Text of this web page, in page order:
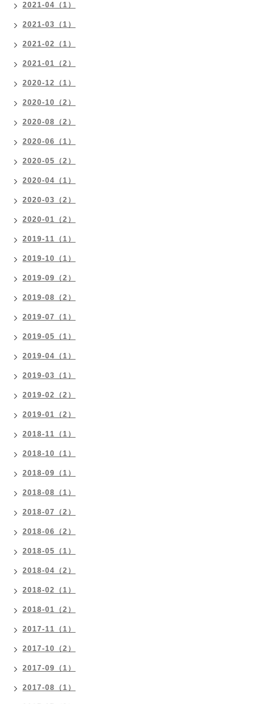
2021-04（1）
2021-03（1）
2021-02（1）
2021-01（2）
2020-12（1）
2020-10（2）
2020-08（2）
2020-06（1）
2020-05（2）
2020-04（1）
2020-03（2）
2020-01（2）
2019-11（1）
2019-10（1）
2019-09（2）
2019-08（2）
2019-07（1）
2019-05（1）
2019-04（1）
2019-03（1）
2019-02（2）
2019-01（2）
2018-11（1）
2018-10（1）
2018-09（1）
2018-08（1）
2018-07（2）
2018-06（2）
2018-05（1）
2018-04（2）
2018-02（1）
2018-01（2）
2017-11（1）
2017-10（2）
2017-09（1）
2017-08（1）